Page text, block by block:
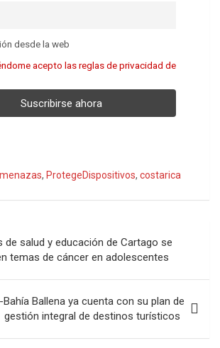
desde la web
acepto las reglas de privacidad de
, ProtegeDispositivos, costarica
de salud y educación de Cartago se
temas de cáncer en adolescentes
Ballena ya cuenta con su plan de
gestión integral de destinos turísticos